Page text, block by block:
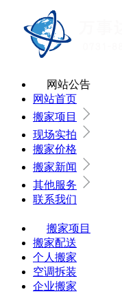
网站公告
网站首页
搬家项目
现场实拍
搬家价格
搬家新闻
其他服务
联系我们
搬家项目
搬家配送
个人搬家
空调拆装
企业搬家